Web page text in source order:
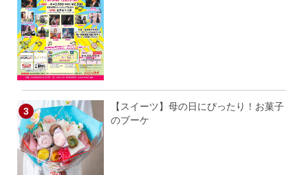
【スイーツ】母の日にぴったり！お菓子
のブーケ